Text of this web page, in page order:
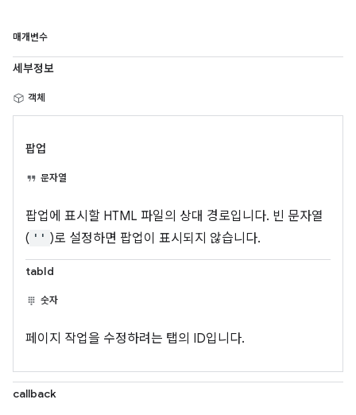
매개변수
세부정보
객체
팝업
문자열
팝업에 표시할 HTML 파일의 상대 경로입니다. 빈 문자열
( '' )로 설정하면 팝업이 표시되지 않습니다.
tabId
숫자
페이지 작업을 수정하려는 탭의 ID입니다.
callback